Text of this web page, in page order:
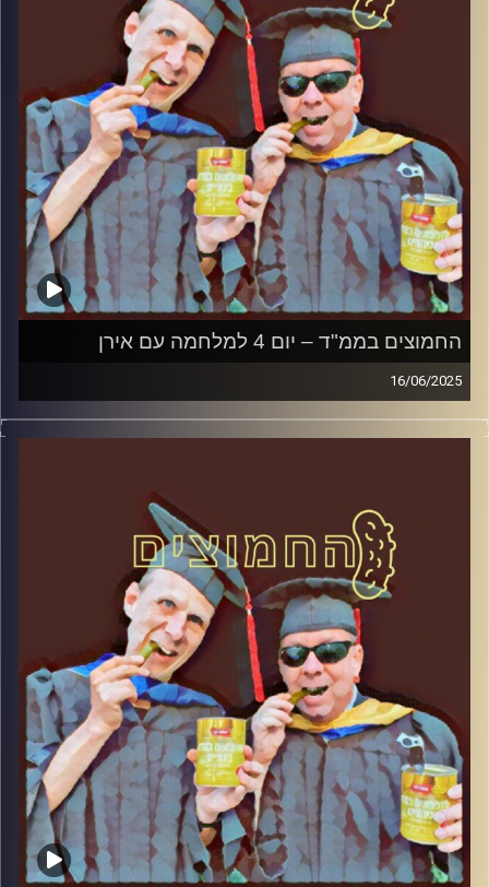
החמוצים בממ"ד – יום 4 למלחמה עם אירן
16/06/2025
המערכת הפוליטית על ספת הפסיכולוג, עם פרופסור בועז בן-
דוד ופרופסור גלעד הירשברגר
קרדיט תמונות:AudioVersity